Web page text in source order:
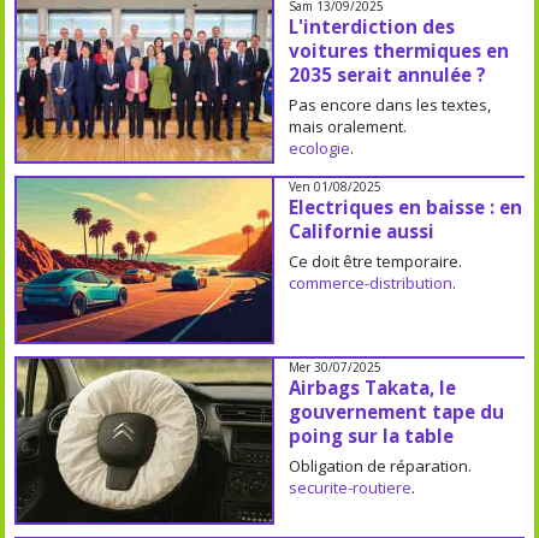
Sam 13/09/2025
L'interdiction des
voitures thermiques en
2035 serait annulée ?
Pas encore dans les textes,
mais oralement.
ecologie.
Ven 01/08/2025
Electriques en baisse : en
Californie aussi
Ce doit être temporaire.
commerce-distribution.
Mer 30/07/2025
Airbags Takata, le
gouvernement tape du
poing sur la table
Obligation de réparation.
securite-routiere.